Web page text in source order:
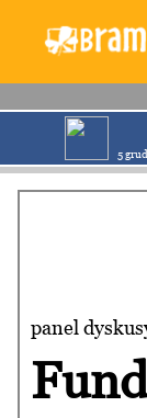
5
panel